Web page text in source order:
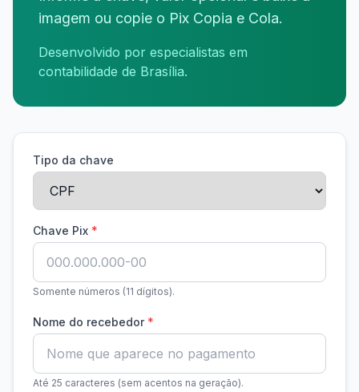
imagem ou copie o Pix Copia e Cola.
Desenvolvido por especialistas em
contabilidade de Brasília.
Tipo da chave
Chave Pix *
Somente números (11 dígitos).
Nome do recebedor *
Até 25 caracteres (sem acentos na geração).